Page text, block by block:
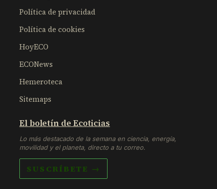
Política de privacidad
Política de cookies
HoyECO
ECONews
Hemeroteca
Sitemaps
El boletín de Ecoticias
Lo más destacado de la semana en ciencia, energía,
movilidad y el planeta, directo a tu correo.
SUSCRÍBETE →